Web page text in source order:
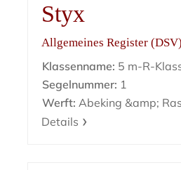
Styx
Allgemeines Register (DSV)
Klassenname: 5 m-R-
Segelnummer: 1
Werft: Abeking &amp;
Details